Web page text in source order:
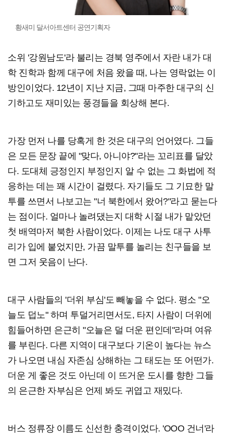
황새미 달서아트센터 공연기획자
소위 '강원남도'라 불리는 경북 영주에서 자란 내가 대
학 진학과 함께 대구에 처음 왔을 때, 나는 영락없는 이
방인이었다. 12년이 지난 지금, 그때 마주한 대구의 신
기하고도 재미있는 풍경들을 회상해 본다.
가장 먼저 나를 당혹게 한 것은 대구의 언어였다. 그들
은 모든 문장 끝에 "맞다, 아니야?"라는 꼬리표를 달았
다. 도대체 긍정인지 부정인지 알 수 없는 그 화법에 적
응하는 데는 꽤 시간이 걸렸다. 자기들도 그 기묘한 말
투를 쓰면서 나보고는 "너 북한에서 왔어?"라고 묻는다
는 점이다. 얼마나 놀려댔는지 대학 시절 내가 맡았던
첫 배역마저 북한 사람이었다. 이제는 나도 대구 사투
리가 입에 붙었지만, 가끔 말투를 놀리는 친구들을 보
면 그저 웃음이 난다.
대구 사람들의 '더위 부심'도 빼놓을 수 없다. 평소 "오
늘도 덥노" 하며 투덜거리면서도, 타지 사람이 더위에
힘들어하면 은근히 "오늘은 덜 더운 편인데"라며 여유
를 부린다. 다른 지역이 대구보다 기온이 높다는 뉴스
가 나오면 내심 자존심 상해하는 그 태도는 또 어떤가.
더운 게 좋은 것도 아닌데 이 뜨거운 도시를 향한 그들
의 은근한 자부심은 언제 봐도 귀엽고 재밌다.
버스 정류장 이름도 신선한 충격이었다. 'OOO 건너'라